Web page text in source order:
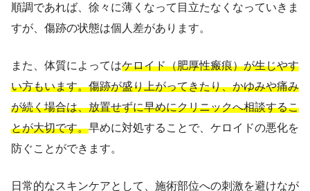
順調であれば、徐々に薄くなって目立たなくなっていきま
すが、傷跡の状態は個人差があります。
また、体質によってはケロイド（肥厚性瘢痕）が生じやす
い方もいます。傷跡が盛り上がってきたり、かゆみや痛み
が続く場合は、放置せずに早めにクリニックへ相談するこ
とが大切です。早めに対処することで、ケロイドの悪化を
防ぐことができます。
日常的なスキンケアとして、施術部位への刺激を避けなが